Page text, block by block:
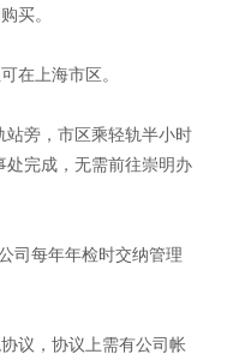
买。
在上海市区。
旁，市区乘轻轨半小时
处完成，无需前往崇明办
司每年年检时交纳管理
议，协议上需有公司帐